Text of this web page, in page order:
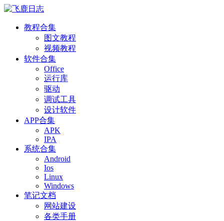
教程合集
图文教程
视频教程
软件合集
Office
运行库
驱动
调试工具
设计软件
APP合集
APK
IPA
系统合集
Android
Ios
Linux
Windows
笔记文档
网站建设
各类手册